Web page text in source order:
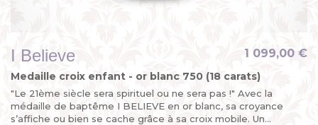
I Believe
Medaille croix enfant - or blanc 750 (18 carats)
"Le 21ème siècle sera spirituel ou ne sera pas !" Avec la
médaille de baptême I BELIEVE en or blanc, sa croyance
s’affiche ou bien se cache grâce à sa croix mobile. Un...
1 099,00 €